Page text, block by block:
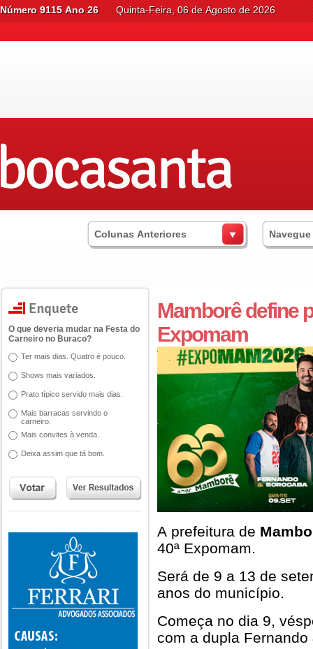
Número 9115 Ano 26 Quinta-Feira, 06 de Agosto de 2026
Colunas Anteriores
O que deveria mudar na Festa do
Carneiro no Buraco?
Ter mais dias. Quatro é pouco.
Shows mais variados.
Prato típico servido mais dias.
Mais barracas servindo o
carneiro.
Mais convites à venda.
Deixa assim que tá bom.
Mamborê define
Expomam
A prefeitura de
40ª Expomam.
Será de 9 a 13 de
anos do município.
Começa no dia 9,
com a dupla Fernando